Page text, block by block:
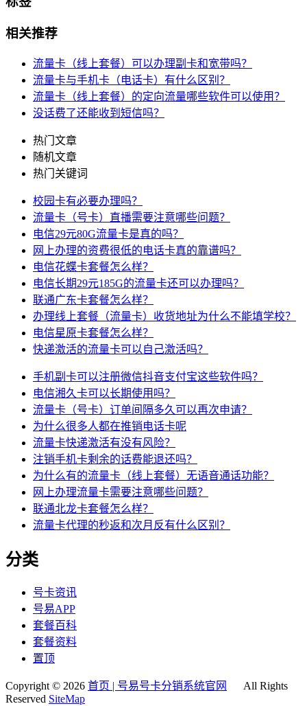
相关推荐
流量卡（线上套餐）可以办理副卡和宽带吗？
流量卡与手机卡（电话卡）有什么区别？
流量卡（线上套餐）的定向流量哪些软件可以使用？
没话费了还能收到短信吗？
热门文章
随机文章
热门关键词
校园卡有必要办理吗？
流量卡（号卡）直播需要注意哪些问题？
电信29元80G流量卡是真的吗？
网上办理的资费很低的电话卡真的靠谱吗？
电信花蝶卡套餐怎么样？
电信长期29元185G的流量卡还可以办理吗？
联通广东卡套餐怎么样？
办理线上套餐（流量卡）收货地址为什么不能填学校？
电信星原卡套餐怎么样？
快递激活的流量卡可以自己激活吗？
手机副卡可以注册微信抖音支付宝这些软件吗？
电信湘久卡可以长期使用吗？
流量卡（号卡）订单间隔多久可以再次申请？
为什么很多人都在推销电话卡呢
流量卡快递激活有没有风险？
注销手机卡剩余的话费能退还吗？
为什么有的流量卡（线上套餐）无语音通话功能？
网上办理流量卡需要注意哪些问题？
联通北龙卡套餐怎么样？
流量卡代理的秒返和次月反有什么区别？
分类
号卡资讯
号易APP
套餐百科
套餐资料
置顶
Copyright © 2026 首页 | 号易号卡分销系统官网
All Rights
Reserved SiteMap